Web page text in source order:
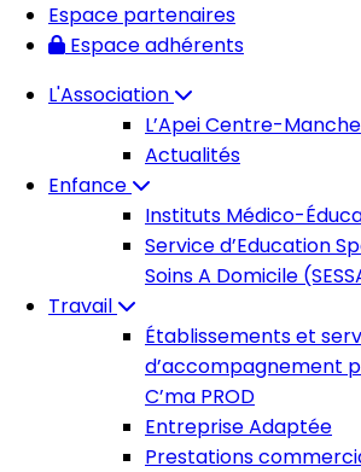
Espace partenaires
Espace adhérents
L'Association
L’Apei Centre-Manche
Actualités
Enfance
Instituts Médico-
Service d’Education
Soins A Domicile
Travail
Établissements et
d’accompagnement
C’ma PROD
Entreprise Adaptée
Prestations